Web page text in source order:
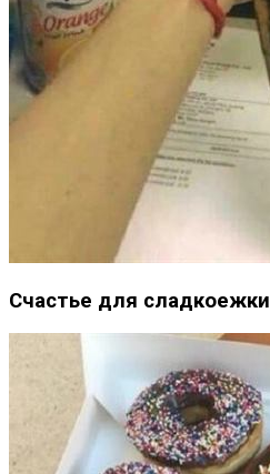
Счастье для сладкоежки